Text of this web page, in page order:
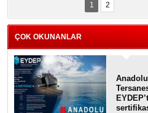
Kpt. MESUT AZMİ GÖKSOY
ithafen...
1 2
ÇOK OKUNANLAR
Anadolu